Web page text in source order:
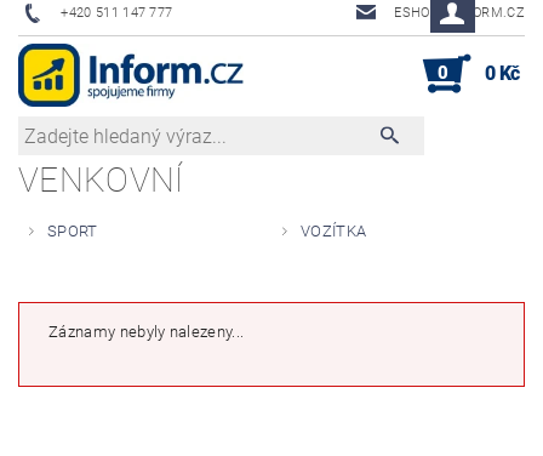
+420 511 147 777 ESHOP@INFORM.CZ
0 0 Kč
VENKOVNÍ
SPORT VOZÍTKA
Záznamy nebyly nalezeny...